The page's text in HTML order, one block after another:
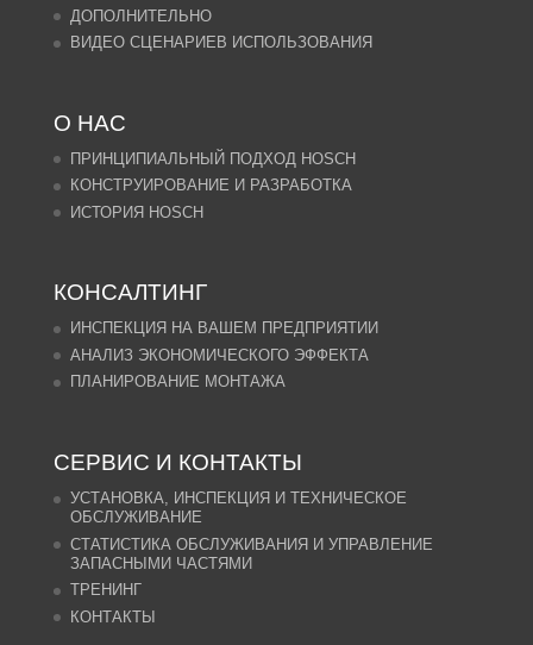
ДОПОЛНИТЕЛЬНО
ВИДЕО СЦЕНАРИЕВ ИСПОЛЬЗОВАНИЯ
О НАС
ПРИНЦИПИАЛЬНЫЙ ПОДХОД HOSCH
КОНСТРУИРОВАНИЕ И РАЗРАБОТКА
ИСТОРИЯ HOSCH
КОНСАЛТИНГ
ИНСПЕКЦИЯ НА ВАШЕМ ПРЕДПРИЯТИИ
АНАЛИЗ ЭКОНОМИЧЕСКОГО ЭФФЕКТА
ПЛАНИРОВАНИЕ МОНТАЖА
СЕРВИС И КОНТАКТЫ
УСТАНОВКА, ИНСПЕКЦИЯ И ТЕХНИЧЕСКОЕ
ОБСЛУЖИВАНИЕ
СТАТИСТИКА ОБСЛУЖИВАНИЯ И УПРАВЛЕНИЕ
ЗАПАСНЫМИ ЧАСТЯМИ
ТРЕНИНГ
КОНТАКТЫ